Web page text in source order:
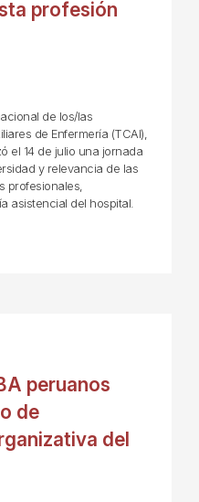
profesión
de los/las
de Enfermería (TCAI),
el 14 de julio una jornada
y relevancia de las
profesionales,
asistencial del hospital.
peruanos
de
del